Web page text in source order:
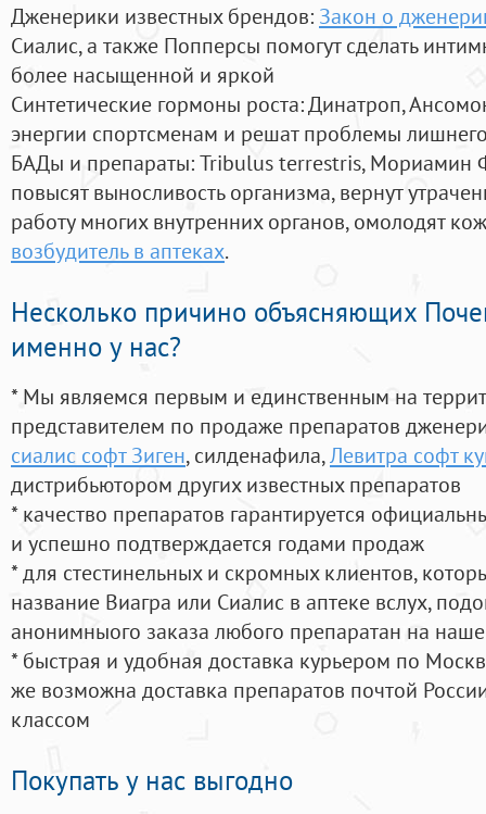
Дженерики известных брендов: Закон о
Сиалис, а также Попперсы помогут сделать
более насыщенной и яркой
Синтетические гормоны роста: Динатроп,
энергии спортсменам и решат проблемы
БАДы и препараты:Tribulus terrestris, Мориамин
повысят выносливость организма, вернут
работу многих внутренних органов, омолодят
возбудитель в аптеках.
Несколько причино объясняющих
именно у нас?
* Мы являемся первым и единственным на
представителем по продаже препаратов
сиалис софт Зиген, силденафила,Левитра софт
дистрибьютором других известных препаратов
* качество препаратов гарантируется
и успешно подтверждается годами продаж
* для стестинельных и скромных клиентов,
название Виагра или Сиалис в аптеке вслух,
анонимныого заказа любого препаратан на
* быстрая и удобная доставка курьером по
же возможна доставка препаратов почтой
классом
Покупать у нас выгодно